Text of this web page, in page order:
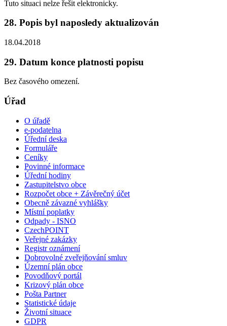
Tuto situaci nelze řešit elektronicky.
28. Popis byl naposledy aktualizován
18.04.2018
29. Datum konce platnosti popisu
Bez časového omezení.
Úřad
O úřadě
e-podatelna
Úřední deska
Formuláře
Ceníky
Povinné informace
Úřední hodiny
Zastupitelstvo obce
Rozpočet obce + Závěrečný účet
Obecně závazné vyhlášky
Místní poplatky
Odpady - ISNO
CzechPOINT
Veřejné zakázky
Registr oznámení
Dobrovolné zveřejňování smluv
Územní plán obce
Povodňový portál
Krizový plán obce
Pošta Partner
Statistické údaje
Životní situace
GDPR